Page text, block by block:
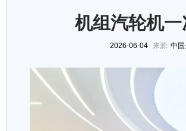
机组汽轮机
2026-06-04 来源: 中